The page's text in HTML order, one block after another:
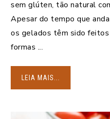
sem glúten, tão natural
Apesar do tempo que
os gelados têm sido
formas ...
LEIA MAIS...